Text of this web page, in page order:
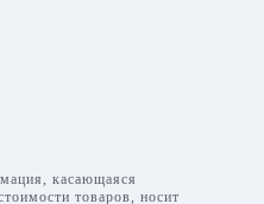
касающаяся
товаров, носит